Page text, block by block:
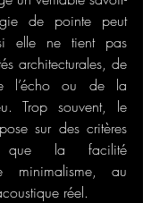
de pointe peut
elle ne tient pas
architecturales, de
l’écho ou de la
Trop souvent, le
sur des critères
que la facilité
minimalisme, au
réel.